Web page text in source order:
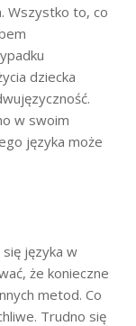
Wszystko to, co
dziecka
w swoim
języka może
języka w
że konieczne
metod. Co
Trudno się